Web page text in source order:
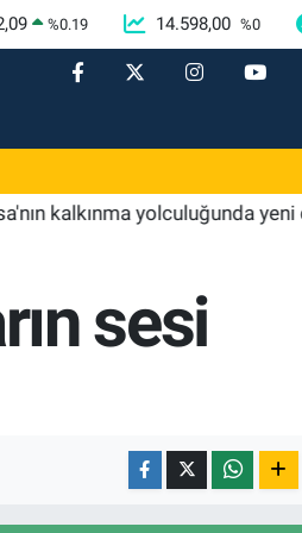
%0.19 14.598,00 %0
yolculuğunda yeni dönem
sesi